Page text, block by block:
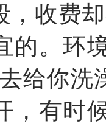
，收费
的。环
给你
，有时